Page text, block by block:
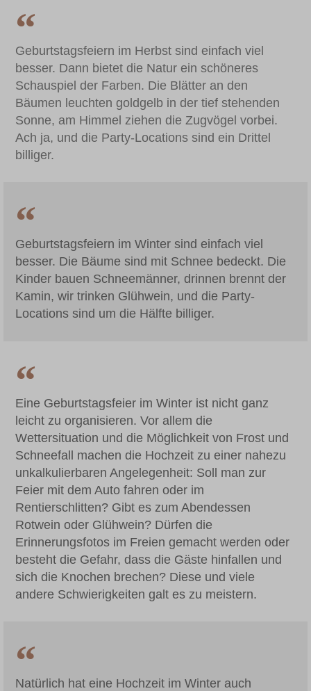
Geburtstagsfeiern im Herbst sind einfach viel
besser. Dann bietet die Natur ein schöneres
Schauspiel der Farben. Die Blätter an den
Bäumen leuchten goldgelb in der tief stehenden
Sonne, am Himmel ziehen die Zugvögel vorbei.
Ach ja, und die Party-Locations sind ein Drittel
billiger.
Geburtstagsfeiern im Winter sind einfach viel
besser. Die Bäume sind mit Schnee bedeckt. Die
Kinder bauen Schneemänner, drinnen brennt der
Kamin, wir trinken Glühwein, und die Party-
Locations sind um die Hälfte billiger.
Eine Geburtstagsfeier im Winter ist nicht ganz
leicht zu organisieren. Vor allem die
Wettersituation und die Möglichkeit von Frost und
Schneefall machen die Hochzeit zu einer nahezu
unkalkulierbaren Angelegenheit: Soll man zur
Feier mit dem Auto fahren oder im
Rentierschlitten? Gibt es zum Abendessen
Rotwein oder Glühwein? Dürfen die
Erinnerungsfotos im Freien gemacht werden oder
besteht die Gefahr, dass die Gäste hinfallen und
sich die Knochen brechen? Diese und viele
andere Schwierigkeiten galt es zu meistern.
Natürlich hat eine Hochzeit im Winter auch